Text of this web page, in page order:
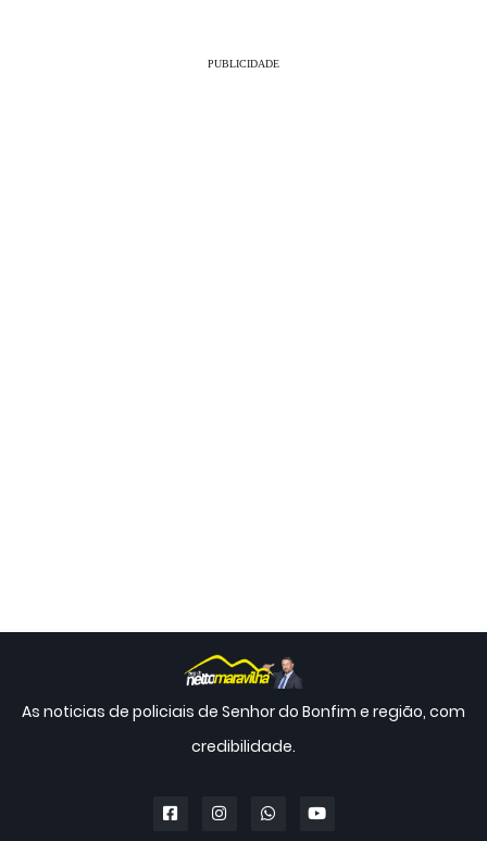
PUBLICIDADE
As noticias de policiais de Senhor do Bonfim e região, com
credibilidade.